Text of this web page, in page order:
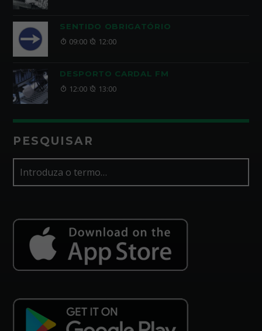
SENTIDO OBRIGATÓRIO
09:00 12:00
DESPORTO CARDAL FM
12:00 13:00
PESQUISAR